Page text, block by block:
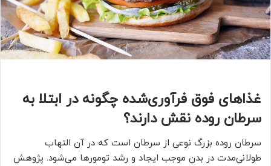
غذاهای فوق فرآوری‌شده چگونه در ابتلا به
سرطان روده نقش دارند؟
سرطان روده بزرگ نوعی از سرطان است که در آن التهاب‌
طولانی‌مدت در بدن موجب ایجاد و رشد تومورها می‌شود. پژوهش